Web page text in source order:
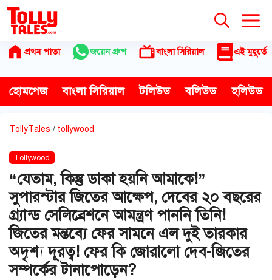
Skip
content
প্রথম পাতা জয়েন গ্রুপ বাংলা সিরিয়াল এই মুহূর্তে
হোমপেজ বাংলা সিরিয়াল টলিউড বলিউড হলিউড
TollyTales / tollywood
Tollywood
“যেতাম, কিন্তু ডাকা হয়নি আমাকে!”
সুপারস্টার জিতের আক্ষেপ, দেবের ২০ বছরের
গ্র্যান্ড সেলিব্রেশনে আমন্ত্রণ পাননি তিনি!
জিতের মন্তব্যে ফের সামনে এল দুই তারকার
অদৃশ্য দূরত্ব! ফের কি জোরালো দেব-জিতের
সম্পর্কের টানাপোড়েন?